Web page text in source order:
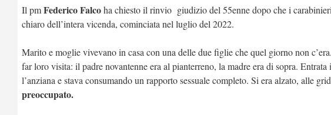
Il pmFederico Falcoha chiesto il rinvio giudizio del 55enne dopo che i
chiaro dell’intera vicenda, cominciata nel luglio del 2022.
Marito e moglie vivevano in casa con una delle due figlie che quel giorno non c’era.
far loro visita: il padre novantenne era al pianterreno, la madre era di sopra.
l’anziana e stava consumando un rapporto sessuale completo. Si era alzato, alle
preoccupato.